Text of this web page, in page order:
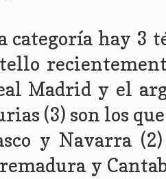
categoría hay 3
Madrid y el
(3) son los
y Navarra
y